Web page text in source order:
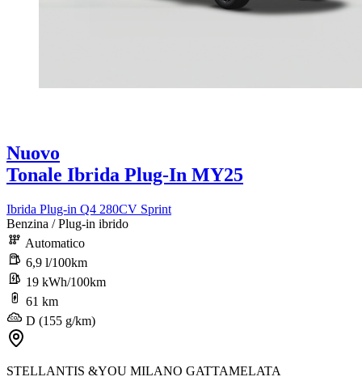
Nuovo
Tonale Ibrida Plug-In MY25
Ibrida Plug-in Q4 280CV Sprint
Benzina / Plug-in ibrido
Automatico
6,9 l/100km
19 kWh/100km
61 km
D (155 g/km)
STELLANTIS &YOU MILANO GATTAMELATA